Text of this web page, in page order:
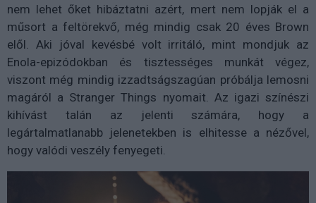
nem lehet őket hibáztatni azért, mert nem lopják el a
műsort a feltörekvő, még mindig csak 20 éves Brown
elől. Aki jóval kevésbé volt irritáló, mint mondjuk az
Enola-epizódokban és tisztességes munkát végez,
viszont még mindig izzadtságszagúan próbálja lemosni
magáról a Stranger Things nyomait. Az igazi színészi
kihívást talán az jelenti számára, hogy a
legártalmatlanabb jelenetekben is elhitesse a nézővel,
hogy valódi veszély fenyegeti.